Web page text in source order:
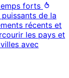
forts
de la
récents et
les pays et
avec